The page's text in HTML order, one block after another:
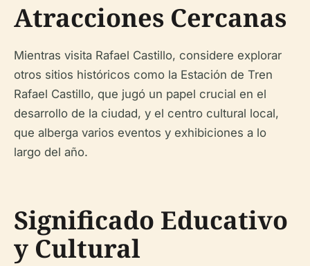
Atracciones Cercanas
Mientras visita Rafael Castillo, considere explorar
otros sitios históricos como la Estación de Tren
Rafael Castillo, que jugó un papel crucial en el
desarrollo de la ciudad, y el centro cultural local,
que alberga varios eventos y exhibiciones a lo
largo del año.
Significado Educativo
y Cultural